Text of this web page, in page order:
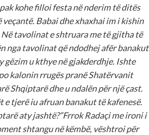
kohe filloi festa në nderim të ditës
Babai dhe xhaxhai im i kishin
tavolinat e shtruara me të gjitha të
nga tavolinat që ndodhej afër banakut
gëzim u kthye në gjakderdhje. Ishte
kalonin rrugës pranë Shatërvanit
Shqiptarë dhe u ndalën për një çast.
tjerë iu afruan banakut të kafenesë.
aty jashtë?”Frrok Radaçi me ironi i
shtangu në këmbë, vështroi për